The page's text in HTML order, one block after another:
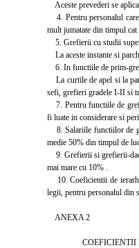
Aceste prevederi se
4. Pentru personalul
mult jumatate din timpul
5. Grefierii cu studii
La aceste instante si
6. In functiile de prim-
La curtile de apel si la
sefi, grefieri gradele I-II si
7. Pentru functiile de
fi luate in considerare si
8. Salariile functiilor de
medie 50% din timpul de
9. Grefierii si grefierii-
mai mare cu 10% .
10. Coeficientii de
legii, pentru personalul din
ANEXA 2
COEFICIENTII DE